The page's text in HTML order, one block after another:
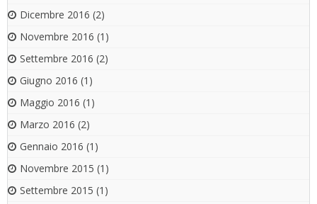
Dicembre 2016 (2)
Novembre 2016 (1)
Settembre 2016 (2)
Giugno 2016 (1)
Maggio 2016 (1)
Marzo 2016 (2)
Gennaio 2016 (1)
Novembre 2015 (1)
Settembre 2015 (1)